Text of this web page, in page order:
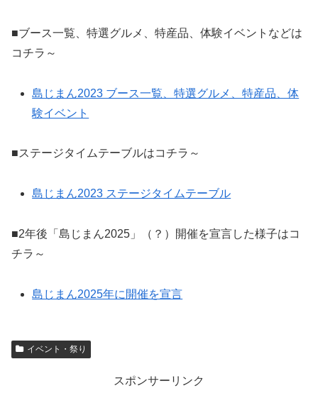
■ブース一覧、特選グルメ、特産品、体験イベントなどは
コチラ～
島じまん2023 ブース一覧、特選グルメ、特産品、体
験イベント
■ステージタイムテーブルはコチラ～
島じまん2023 ステージタイムテーブル
■2年後「島じまん2025」（？）開催を宣言した様子はコ
チラ～
島じまん2025年に開催を宣言
イベント・祭り
スポンサーリンク